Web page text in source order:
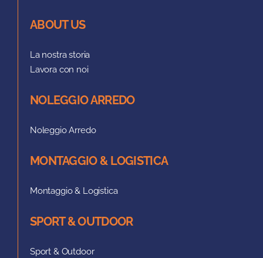
ABOUT US
La nostra storia
Lavora con noi
NOLEGGIO ARREDO
Noleggio Arredo
MONTAGGIO & LOGISTICA
Montaggio & Logistica
SPORT & OUTDOOR
Sport & Outdoor